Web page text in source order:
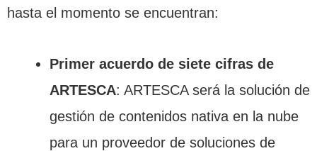
hasta el momento se encuentran:
Primer acuerdo de siete cifras de
ARTESCA: ARTESCA será la solución de
gestión de contenidos nativa en la nube
para un proveedor de soluciones de